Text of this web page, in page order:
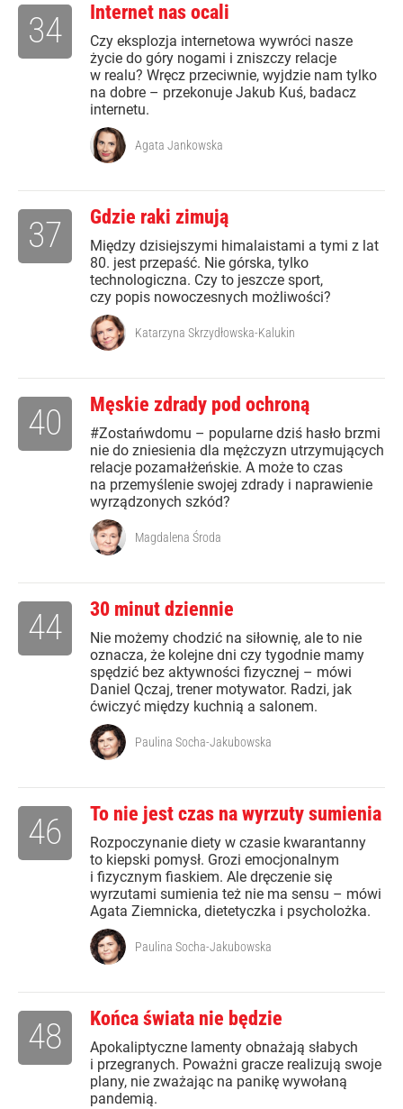
Internet nas ocali
Czy eksplozja internetowa wywróci nasze
życie do góry nogami i zniszczy relacje
w realu? Wręcz przeciwnie, wyjdzie nam tylko
na dobre – przekonuje Jakub Kuś, badacz
internetu.
34
Agata Jankowska
Gdzie raki zimują
Między dzisiejszymi himalaistami a tymi z lat
80. jest przepaść. Nie górska, tylko
technologiczna. Czy to jeszcze sport,
czy popis nowoczesnych możliwości?
37
Katarzyna Skrzydłowska-Kalukin
Męskie zdrady pod ochroną
#Zostańwdomu – popularne dziś hasło brzmi
nie do zniesienia dla mężczyzn utrzymujących
relacje pozamałżeńskie. A może to czas
na przemyślenie swojej zdrady i naprawienie
wyrządzonych szkód?
40
Magdalena Środa
30 minut dziennie
Nie możemy chodzić na siłownię, ale to nie
oznacza, że kolejne dni czy tygodnie mamy
spędzić bez aktywności fizycznej – mówi
Daniel Qczaj, trener motywator. Radzi, jak
ćwiczyć między kuchnią a salonem.
44
Paulina Socha-Jakubowska
To nie jest czas na wyrzuty sumienia
Rozpoczynanie diety w czasie kwarantanny
to kiepski pomysł. Grozi emocjonalnym
i fizycznym fiaskiem. Ale dręczenie się
wyrzutami sumienia też nie ma sensu – mówi
Agata Ziemnicka, dietetyczka i psycholożka.
46
Paulina Socha-Jakubowska
Końca świata nie będzie
Apokaliptyczne lamenty obnażają słabych
i przegranych. Poważni gracze realizują swoje
plany, nie zważając na panikę wywołaną
pandemią.
48